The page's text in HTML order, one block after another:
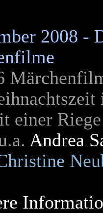
2008 -
einer
Andrea